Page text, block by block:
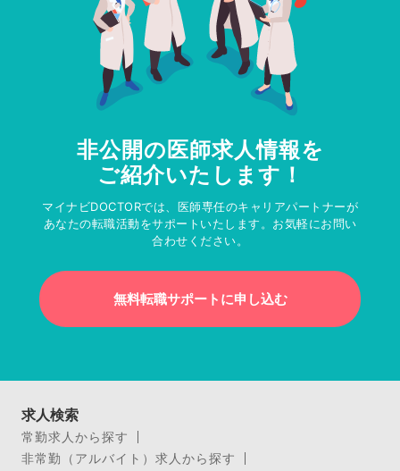
非公開の医師求人情報を
ご紹介いたします！
マイナビDOCTORでは、医師専任のキャリアパートナーが
あなたの転職活動をサポートいたします。お気軽にお問い
合わせください。
無料転職サポートに申し込む
求人検索
常勤求人から探す
非常勤（アルバイト）求人から探す